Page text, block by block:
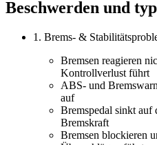
Beschwerden und
1. Brems- &
Bremsen reagieren
Kontrollverlust führt
ABS- und
auf
Bremspedal sinkt auf
Bremskraft
Bremsen blockieren